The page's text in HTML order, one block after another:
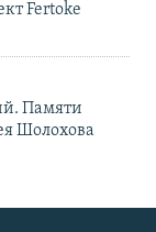
Fertoke
Памяти
Шолохова